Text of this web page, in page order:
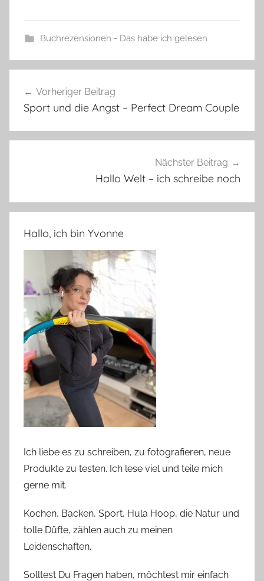
Buchrezensionen - Das habe ich gelesen
Vorheriger Beitrag
Sport und die Angst – Perfect Dream Couple
Nächster Beitrag
Hallo Welt – ich schreibe noch
Hallo, ich bin Yvonne
Ich liebe es zu schreiben, zu fotografieren, neue
Produkte zu testen. Ich lese viel und teile mich
gerne mit.
Kochen, Backen, Sport, Hula Hoop, die Natur und
tolle Düfte, zählen auch zu meinen
Leidenschaften.
Solltest Du Fragen haben, möchtest mir einfach